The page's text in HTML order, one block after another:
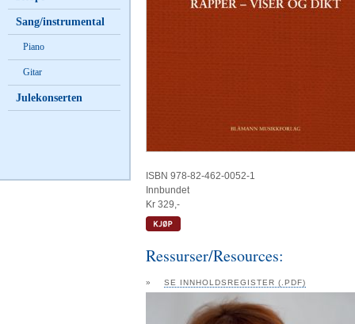
Sang/instrumental
Piano
Gitar
Julekonserten
ISBN 978-82-462-0052-1
Innbundet
Kr 329,-
Ressurser/Resources:
» SE INNHOLDSREGISTER (.PDF)